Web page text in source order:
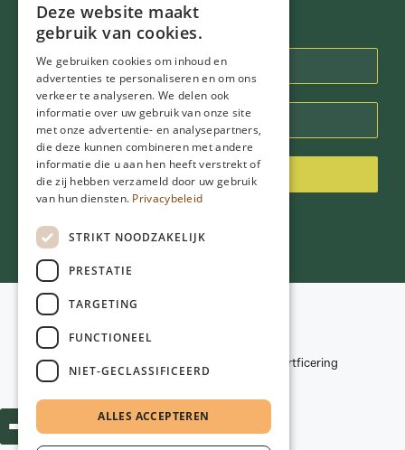
Nieuwsbrief
Inschrijven
© 2026NGD Care
Kwaliteitscriteria en certficering
Deze website maakt
gebruik van cookies.
We gebruiken cookies om inhoud en
advertenties te personaliseren en om ons
verkeer te analyseren. We delen ook
informatie over uw gebruik van onze site
met onze advertentie- en analysepartners,
die deze kunnen combineren met andere
informatie die u aan hen heeft verstrekt of
die zij hebben verzameld door uw gebruik
van hun diensten. Privacybeleid
STRIKT NOODZAKELIJK
PRESTATIE
TARGETING
FUNCTIONEEL
NIET-GECLASSIFICEERD
ALLES ACCEPTEREN